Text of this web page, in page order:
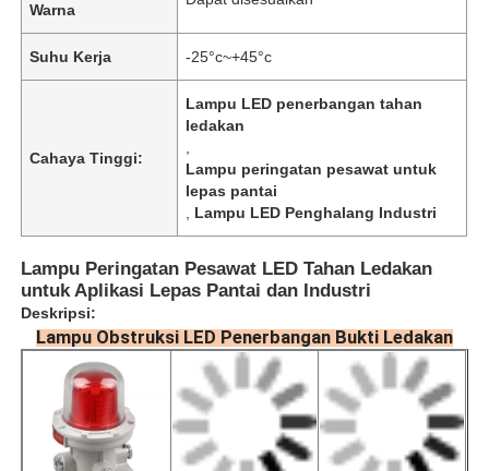
Warna
Suhu Kerja -25°c~+45°c
Cahaya Tinggi:
Lampu LED penerbangan tahan
ledakan
Lampu peringatan pesawat untuk
lepas pantai
Lampu LED Penghalang Industri
Lampu Peringatan Pesawat LED Tahan Ledakan
untuk Aplikasi Lepas Pantai dan Industri
Deskripsi:
Lampu Obstruksi LED Penerbangan Bukti Ledakan